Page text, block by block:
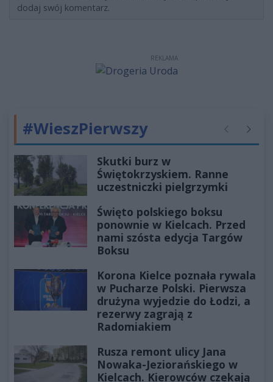
dodaj swój komentarz.
REKLAMA
#WieszPierwszy Poprzednie
Skutki burz w
Świętokrzyskiem. Ranne
uczestniczki pielgrzymki
Święto polskiego boksu
ponownie w Kielcach. Przed
nami szósta edycja Targów
Boksu
Korona Kielce poznała rywala
w Pucharze Polski. Pierwsza
drużyna wyjedzie do Łodzi, a
rezerwy zagrają z
Radomiakiem
Rusza remont ulicy Jana
Nowaka-Jeziorańskiego w
Kielcach. Kierowców czekają